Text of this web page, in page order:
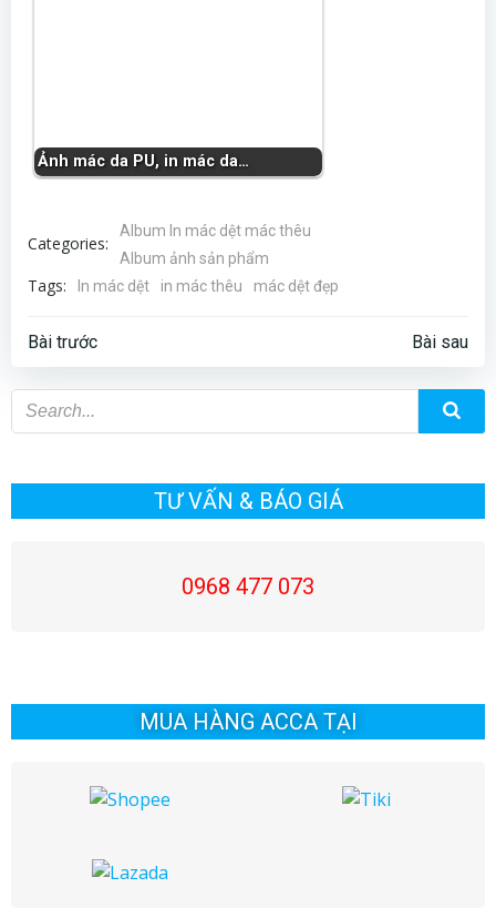
Ảnh mác da PU, in mác da…
Categories:
Album In mác dệt mác thêu
Album ảnh sản phẩm
Tags: In mác dệt in mác thêu mác dệt đẹp
Điều
hướng
viết
Bài trước
Điều
hướng
viết
Bài sau
TƯ VẤN & BÁO GIÁ
0968 477 073
MUA HÀNG ACCA TẠI